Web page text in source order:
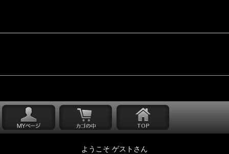
ようこそ ゲストさん